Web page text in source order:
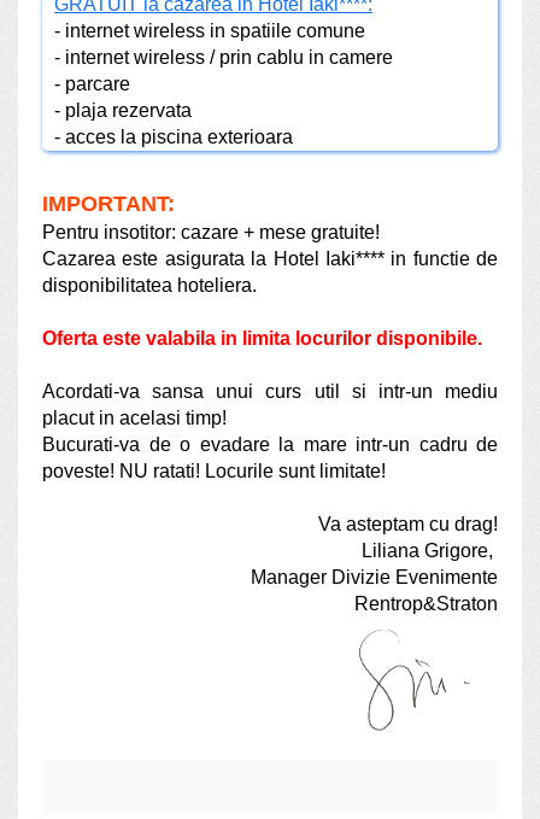
- internet wireless in spatiile comune
- internet wireless / prin cablu in camere
- parcare
- plaja rezervata
- acces la piscina exterioara
IMPORTANT:
Pentru insotitor: cazare + mese gratuite!
Cazarea este asigurata la Hotel Iaki**** in functie de
disponibilitatea hoteliera.
Oferta este valabila in limita locurilor disponibile.
Acordati-va sansa unui curs util si intr-un mediu
placut in acelasi timp!
Bucurati-va de o evadare la mare intr-un cadru de
poveste! NU ratati! Locurile sunt limitate!
Va asteptam cu drag!
Liliana Grigore,
Manager Divizie Evenimente
Rentrop&Straton